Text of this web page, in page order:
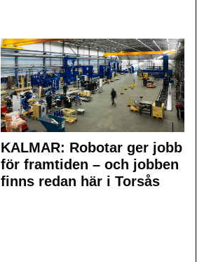
KALMAR: Robotar ger jobb
för framtiden – och jobben
finns redan här i Torsås